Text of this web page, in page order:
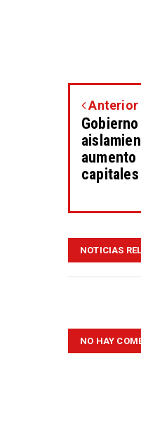
Anterior
capitales
NOTICIAS
NO HAY